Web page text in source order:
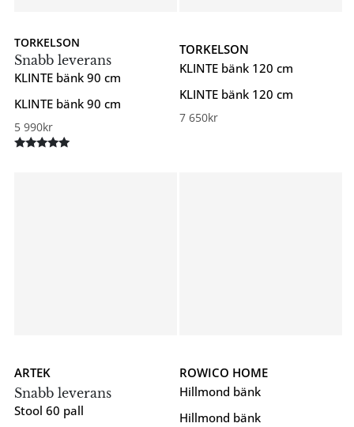
TORKELSON
Snabb leverans
KLINTE bänk 90 cm
KLINTE bänk 90 cm
5 990kr
TORKELSON
KLINTE bänk 120 cm
KLINTE bänk 120 cm
7 650kr
ARTEK
Snabb leverans
Stool 60 pall
ROWICO HOME
Hillmond bänk
Hillmond bänk